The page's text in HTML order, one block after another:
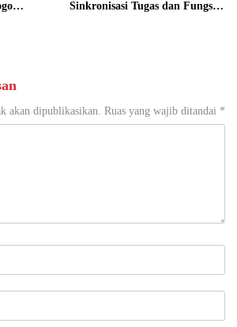
Sinkronisasi Tugas dan Fungsi
akan dipublikasikan. Ruas yang wajib ditandai *